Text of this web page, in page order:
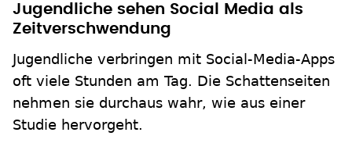
Jugendliche sehen Social Media als
Zeitverschwendung
Jugendliche verbringen mit Social-Media-Apps
oft viele Stunden am Tag. Die Schattenseiten
nehmen sie durchaus wahr, wie aus einer
Studie hervorgeht.